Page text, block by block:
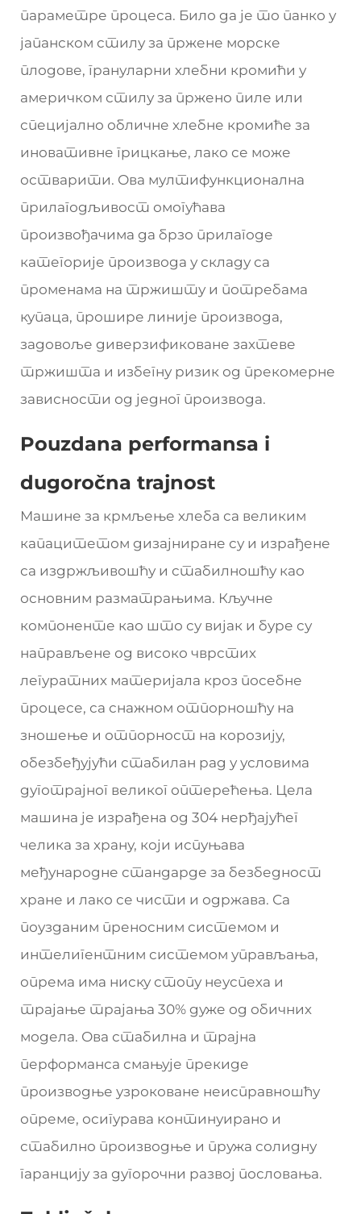
параметре процеса. Било да је то панко у
јапанском стилу за пржене морске
плодове, грануларни хлебни кромићи у
америчком стилу за пржено пиле или
специјално обличне хлебне кромиће за
иновативне грицкање, лако се може
остварити. Ова мултифункционална
прилагодљивост омогућава
произвођачима да брзо прилагоде
категорије производа у складу са
променама на тржишту и потребама
купаца, прошире линије производа,
задовоље диверзификоване захтеве
тржишта и избегну ризик од прекомерне
зависности од једног производа.
Pouzdana performansa i
dugoročna trajnost
Машине за крмљење хлеба са великим
капацитетом дизајниране су и израђене
са издржљивошћу и стабилношћу као
основним разматрањима. Кључне
компоненте као што су вијак и буре су
направљене од високо чврстих
легуратних материјала кроз посебне
процесе, са снажном отпорношћу на
зношење и отпорност на корозију,
обезбеђујући стабилан рад у условима
дуготрајног великог оптерећења. Цела
машина је израђена од 304 нерђајућег
челика за храну, који испуњава
међународне стандарде за безбедност
хране и лако се чисти и одржава. Са
поузданим преносним системом и
интелигентним системом управљања,
опрема има ниску стопу неуспеха и
трајање трајања 30% дуже од обичних
модела. Ова стабилна и трајна
перформанса смањује прекиде
производње узроковане неисправношћу
опреме, осигурава континуирано и
стабилно производње и пружа солидну
гаранцију за дугорочни развој пословања.